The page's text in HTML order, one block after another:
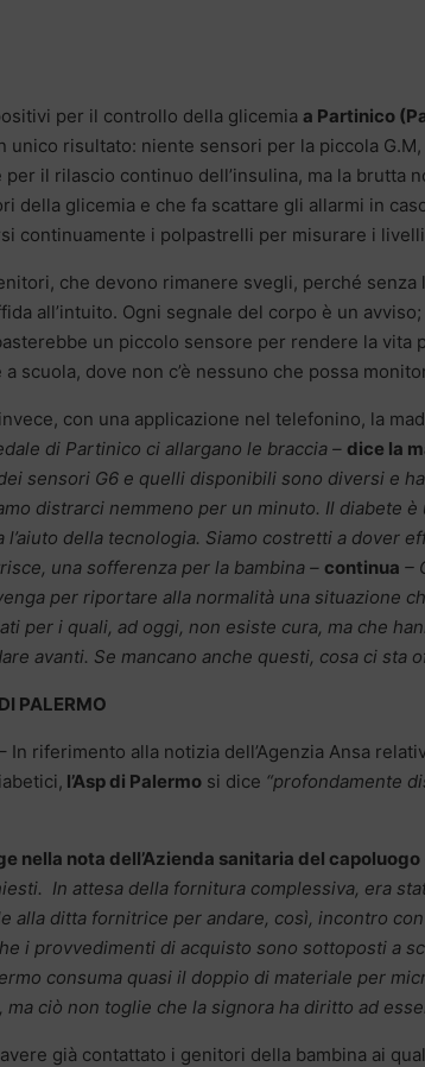
per il controllo della glicemia a Partinico
unico risultato: niente sensori per la piccola G.M,
il rilascio continuo dell’insulina, ma la brutta
della glicemia e che fa scattare gli allarmi in
continuamente i polpastrelli per misurare i
che devono rimanere svegli, perché senza
all’intuito. Ogni segnale del corpo è un
un piccolo sensore per rendere la vita
scuola, dove non c’è nessuno che possa
con una applicazione nel telefonino, la
di Partinico ci allargano le braccia – dice la
sensori G6 e quelli disponibili sono diversi e
distrarci nemmeno per un minuto. Il diabete è
della tecnologia. Siamo costretti a dover
una sofferenza per la bambina – continua –
per riportare alla normalità una situazione
per i quali, ad oggi, non esiste cura, ma che
avanti. Se mancano anche questi, cosa ci sta
PALERMO
In riferimento alla notizia dell’Agenzia Ansa
l’Asp di Palermo si dice “profondamente
nella nota dell’Azienda sanitaria del capoluogo
In attesa della fornitura complessiva, era
alla ditta fornitrice per andare, così, incontro
i provvedimenti di acquisto sono sottoposti a
consuma quasi il doppio di materiale per
ciò non toglie che la signora ha diritto ad
già contattato i genitori della bambina ai